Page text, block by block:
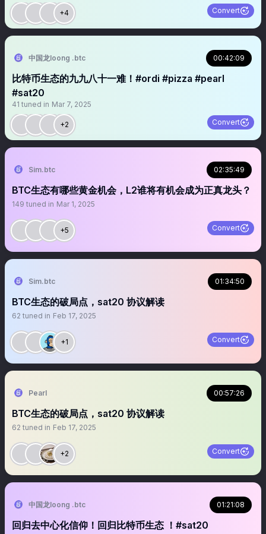
+4 Convert
中国龙loong .btc 00:42:09
比特币生态的九九八十一难！#ordi #pizza #pearl
#sat20
41 tuned in Mar 7, 2025
+2 Convert
Sim.btc 02:35:49
BTC生态有哪些黄金机会，L2谁将有机会成为正真龙头？
149 tuned in Mar 1, 2025
+5 Convert
Sim.btc 01:34:50
BTC生态的破局点，sat20 协议解读
62 tuned in Feb 17, 2025
+1 Convert
Pearl 00:57:26
BTC生态的破局点，sat20 协议解读
62 tuned in Feb 17, 2025
+2 Convert
中国龙loong .btc 01:21:08
回归去中心化信仰！回归比特币生态 ！#sat20